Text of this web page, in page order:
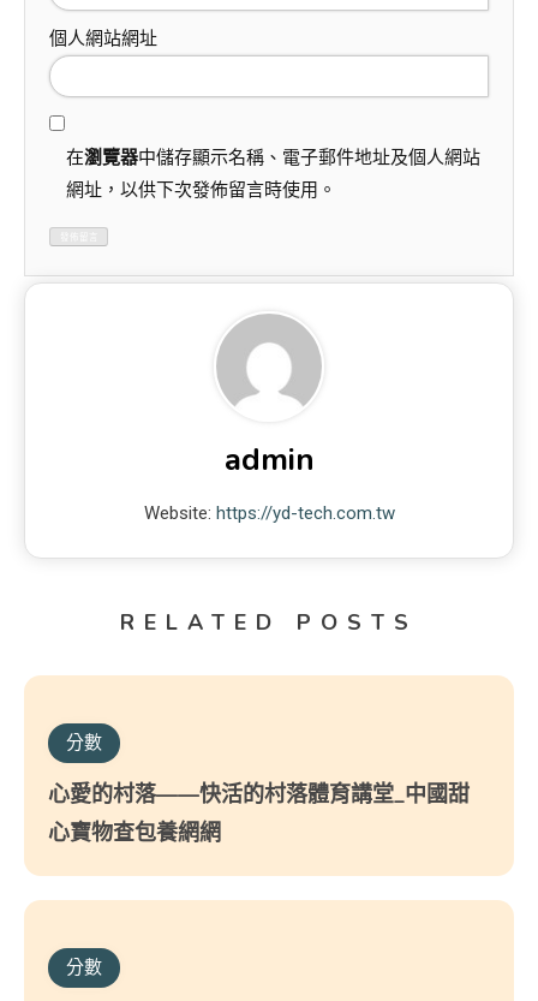
個人網站網址
在瀏覽器中儲存顯示名稱、電子郵件地址及個人網站
網址，以供下次發佈留言時使用。
admin
Website: https://yd-tech.com.tw
RELATED POSTS
分數
心愛的村落——快活的村落體育講堂_中國甜
心寶物查包養網網
分數